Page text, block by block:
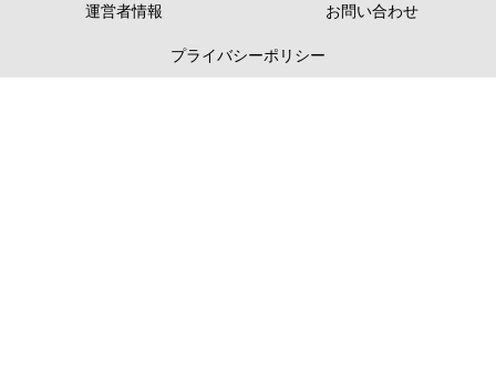
運営者情報 お問い合わせ
プライバシーポリシー